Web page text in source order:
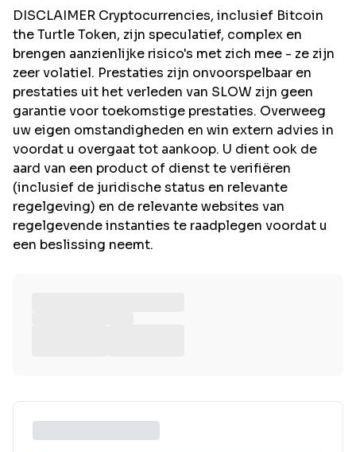
DISCLAIMER Cryptocurrencies, inclusief Bitcoin
the Turtle Token, zijn speculatief, complex en
brengen aanzienlijke risico's met zich mee - ze zijn
zeer volatiel. Prestaties zijn onvoorspelbaar en
prestaties uit het verleden van SLOW zijn geen
garantie voor toekomstige prestaties. Overweeg
uw eigen omstandigheden en win extern advies in
voordat u overgaat tot aankoop. U dient ook de
aard van een product of dienst te verifiëren
(inclusief de juridische status en relevante
regelgeving) en de relevante websites van
regelgevende instanties te raadplegen voordat u
een beslissing neemt.